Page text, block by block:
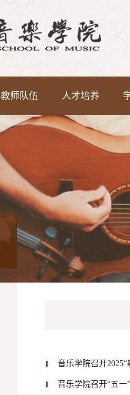
教师队伍 人才培养
音乐学院召开
音乐学院召开“五